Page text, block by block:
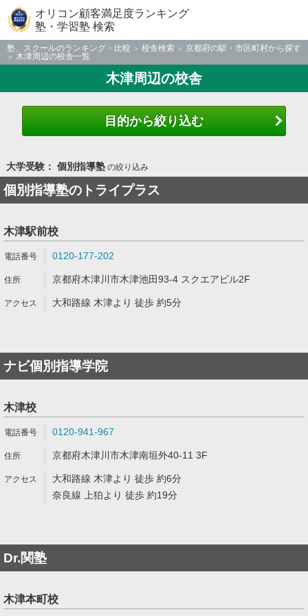
オリコン顧客満足度ランキング
塾・学習塾 検索
塾、スクールのランキング・比較 校舎検索
京都府の駅・市区町村から探す
木津周辺の校舎一覧
木津周辺の校舎
目的から絞り込む
大学受験： 個別指導塾の絞り込み
個別指導塾のトライプラス
木津駅前校
0120-177-202
京都府木津川市木津池田93-4 スクエアビル2F
大和路線 木津より 徒歩 約5分
ナビ個別指導学院
木津校
0120-941-967
京都府木津川市木津南垣外40-11 3F
大和路線 木津より 徒歩 約6分
奈良線 上狛より 徒歩 約19分
Dr.関塾
木津本町校